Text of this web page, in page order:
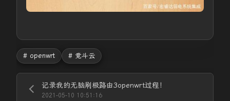
# openwrt # 竞斗云
记录我的无脑刷极路由3openwrt过程！
2021-05-10 10:51:16